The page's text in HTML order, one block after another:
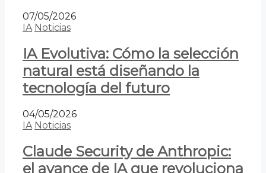
07/05/2026
IA Noticias
IA Evolutiva: Cómo la selección
natural está diseñando la
tecnología del futuro
04/05/2026
IA Noticias
Claude Security de Anthropic:
el avance de IA que revoluciona